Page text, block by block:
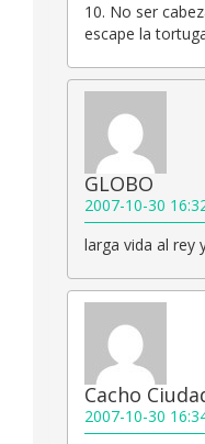
10. No ser
escape la
GLOBO
2007-10-30
larga vida al rey
Cacho
2007-10-30